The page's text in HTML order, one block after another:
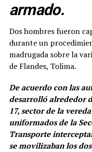
armado.
Dos hombres fueron
durante un
madrugada sobre la
de Flandes, Tolima.
De acuerdo con las
desarrolló alrededor
17, sector de la
uniformados de la
Transporte
se movilizaban los